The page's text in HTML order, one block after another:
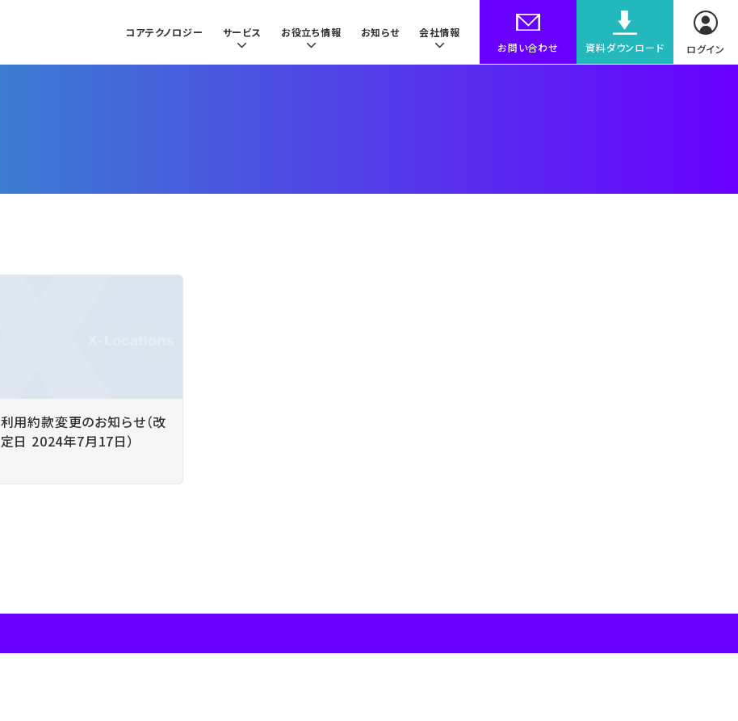
コアテクノロジー サービス お役立ち情報 お知らせ
会社情報
お問い合わせ
資料ダウンロード ログイン
利用約款変更のお知らせ（改
定日 2024年7月17日）